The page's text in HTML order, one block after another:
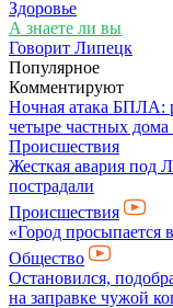
Здоровье
А знаете ли вы
Говорит Липецк
Популярное
Комментируют
Ночная атака БПЛА:
четыре частных дома
Происшествия
Жесткая авария под
пострадали
Происшествия
«Город просыпается
Общество
Остановился,
на заправке чужой